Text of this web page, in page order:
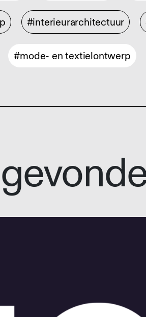
#interieurarchitectuur
#mode- en textielontwerp